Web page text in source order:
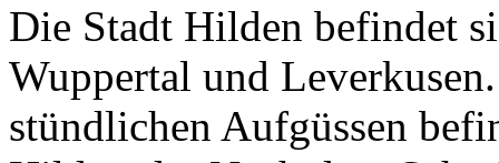
Die Stadt Hilden befindet
Wuppertal und
stündlichen Aufgüssen